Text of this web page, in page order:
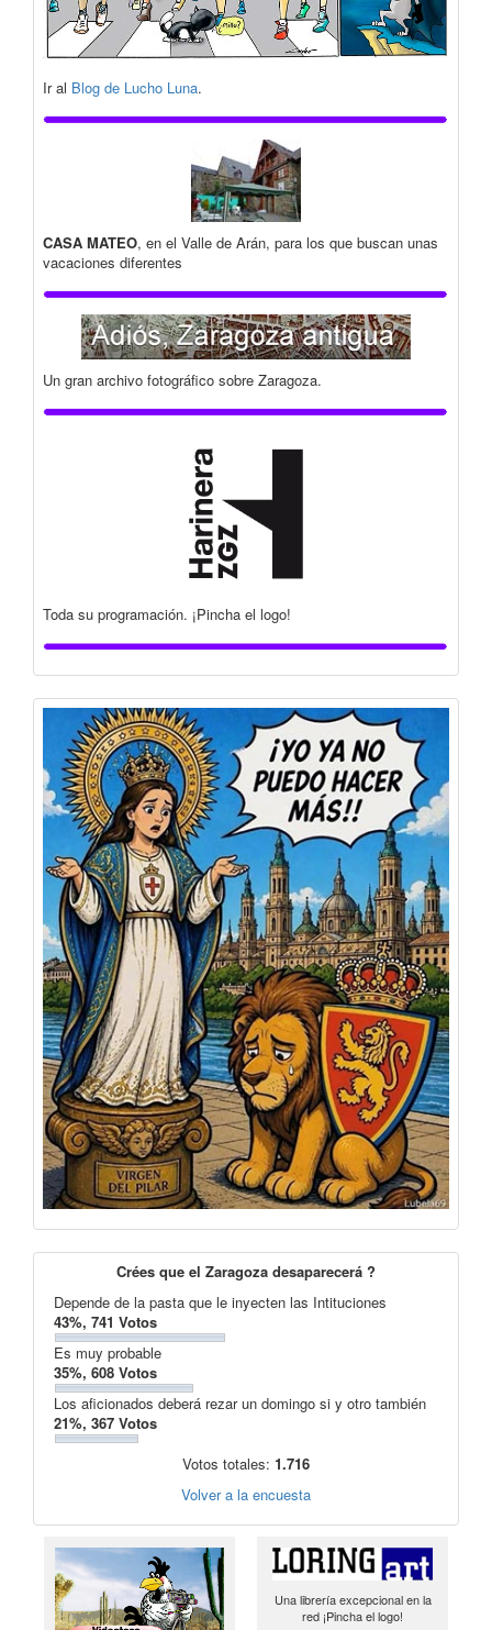
Ir al Blog de Lucho Luna.
CASA MATEO, en el Valle de Arán, para los que buscan unas
vacaciones diferentes
Un gran archivo fotográfico sobre Zaragoza.
Toda su programación. ¡Pincha el logo!
Crées que el Zaragoza desaparecerá ?
Depende de la pasta que le inyecten las Intituciones
43%, 741 Votos
Es muy probable
35%, 608 Votos
Los aficionados deberá rezar un domingo si y otro también
21%, 367 Votos
Votos totales: 1.716
Volver a la encuesta
Una librería excepcional en la
red ¡Pincha el logo!